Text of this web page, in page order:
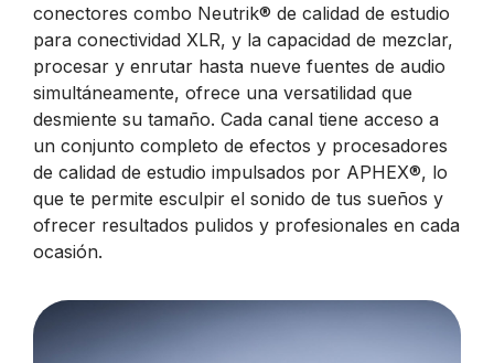
conectores combo Neutrik® de calidad de estudio
para conectividad XLR, y la capacidad de mezclar,
procesar y enrutar hasta nueve fuentes de audio
simultáneamente, ofrece una versatilidad que
desmiente su tamaño. Cada canal tiene acceso a
un conjunto completo de efectos y procesadores
de calidad de estudio impulsados por APHEX®, lo
que te permite esculpir el sonido de tus sueños y
ofrecer resultados pulidos y profesionales en cada
ocasión.